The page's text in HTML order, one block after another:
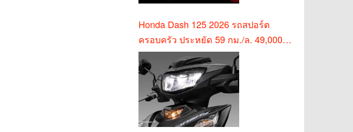
Honda Dash 125 2026 รถสปอร์ต
ครอบครัว ประหยัด 59 กม./ล. 49,000
บาท